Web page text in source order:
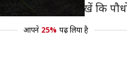
बस ध्यान रखें कि पौधों
आपने 25% पढ़ लिया है